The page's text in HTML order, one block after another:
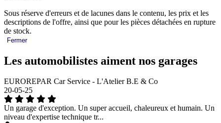
Sous réserve d'erreurs et de lacunes dans le contenu, les prix et les
descriptions de l'offre, ainsi que pour les pièces détachées en rupture
de stock.
Fermer
Les automobilistes aiment nos garages
EUROREPAR Car Service - L'Atelier B.E & Co
20-05-25
Un garage d'exception. Un super accueil, chaleureux et humain. Un
niveau d'expertise technique tr...